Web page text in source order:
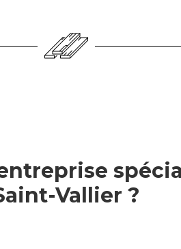
Vallier ?